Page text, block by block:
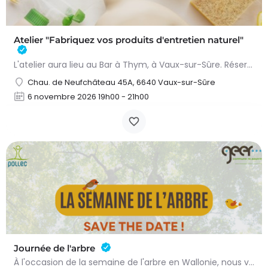
Atelier "Fabriquez vos produits d'entretien naturel"
L'atelier aura lieu au Bar à Thym, à Vaux-sur-Sûre. Réservation :
Chau. de Neufchâteau 45A, 6640 Vaux-sur-Sûre
6 novembre 2026 19h00 - 21h00
Journée de l'arbre
À l'occasion de la semaine de l'arbre en Wallonie, nous vous proposons l'annuelle distribution gratuite des…